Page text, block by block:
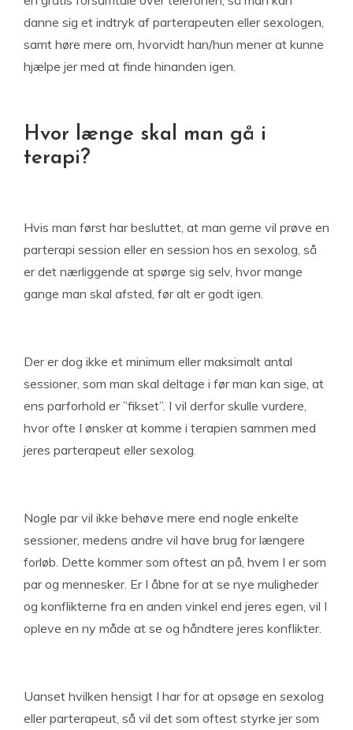
danne sig et indtryk af parterapeuten eller sexologen,
samt høre mere om, hvorvidt han/hun mener at kunne
hjælpe jer med at finde hinanden igen.
Hvor længe skal man gå i
terapi?
Hvis man først har besluttet, at man gerne vil prøve en
parterapi session eller en session hos en sexolog, så
er det nærliggende at spørge sig selv, hvor mange
gange man skal afsted, før alt er godt igen.
Der er dog ikke et minimum eller maksimalt antal
sessioner, som man skal deltage i før man kan sige, at
ens parforhold er ”fikset”. I vil derfor skulle vurdere,
hvor ofte I ønsker at komme i terapien sammen med
jeres parterapeut eller sexolog.
Nogle par vil ikke behøve mere end nogle enkelte
sessioner, medens andre vil have brug for længere
forløb. Dette kommer som oftest an på, hvem I er som
par og mennesker. Er I åbne for at se nye muligheder
og konflikterne fra en anden vinkel end jeres egen, vil I
opleve en ny måde at se og håndtere jeres konflikter.
Uanset hvilken hensigt I har for at opsøge en sexolog
eller parterapeut, så vil det som oftest styrke jer som